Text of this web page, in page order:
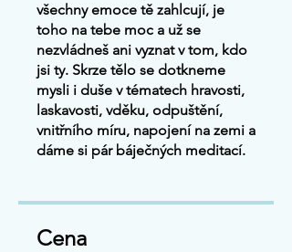
všechny emoce tě zahlcují, je
toho na tebe moc a už se
nezvládneš ani vyznat v tom, kdo
jsi ty. Skrze tělo se dotkneme
mysli i duše v tématech hravosti,
laskavosti, vděku, odpuštění,
vnitřního míru, napojení na zemi a
dáme si pár báječných meditací.
Cena